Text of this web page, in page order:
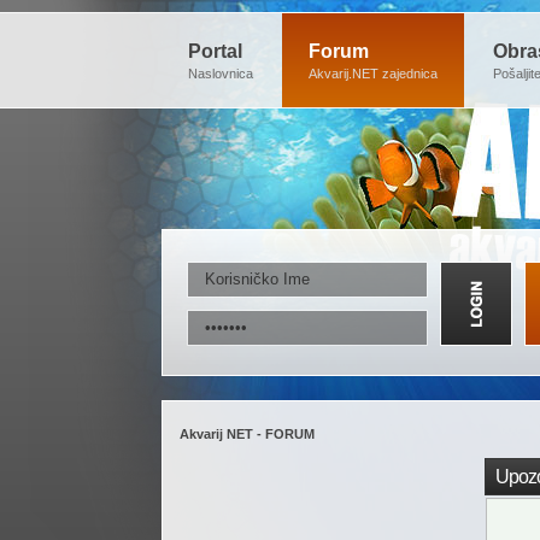
Portal
Naslovnica
Forum
Akvarij.NET zajednica
Akvarij NET - FORUM